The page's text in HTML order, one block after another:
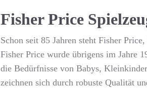
Fisher Price
Schon seit 85 Jahren steht Fisher
Fisher Price wurde übrigens im Jahre
die Bedürfnisse von Babys,
zeichnen sich durch robuste Qualität